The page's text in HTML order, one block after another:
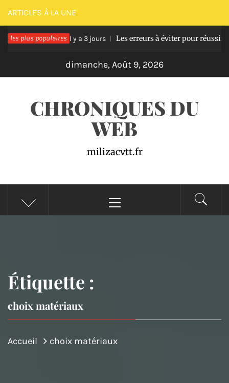
Passer
au
contenu
ARTICLES À LA UNE
les plus populaires
Il y a 3 jours Les erreurs à éviter pour réussir une pâte
dimanche, Août 9, 2026
CHRONIQUES DU
WEB
milizacvtt.fr
principal
Étiquette :
choix matériaux
Accueil choix matériaux